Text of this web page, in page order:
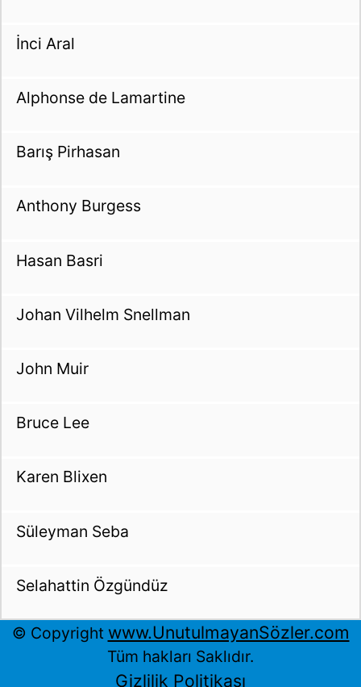
İnci Aral
Alphonse de Lamartine
Barış Pirhasan
Anthony Burgess
Hasan Basri
Johan Vilhelm Snellman
John Muir
Bruce Lee
Karen Blixen
Süleyman Seba
Selahattin Özgündüz
© Copyright www.UnutulmayanSözler.com
Tüm hakları Saklıdır.
Gizlilik Politikası